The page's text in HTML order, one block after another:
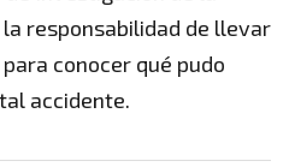
responsabilidad de llevar
conocer qué pudo
accidente.